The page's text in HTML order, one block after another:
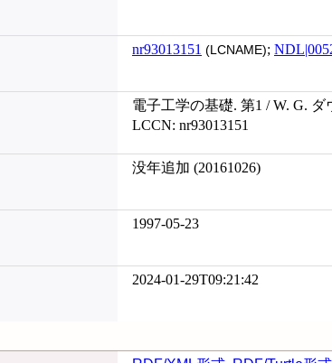
nr93013151 (LCNAME);
電子工学の基礎. 第1 / W. G. ダ
LCCN: nr93013151
没年追加 (20161026)
1997-05-23
2024-01-29T09:21:42